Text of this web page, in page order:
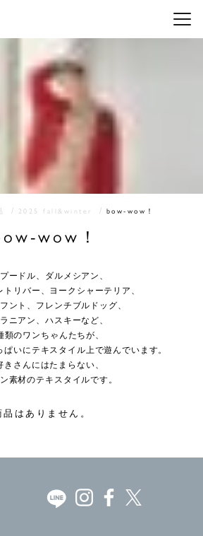
メニ
2025 fall&winter bow-wow！
wow！
ードル、ダルメシアン、
リバー、ヨークシャーテリア、
ント、フレンチブルドッグ、
ニアン、ハスキーなど、
類のワンちゃんたちが、
いにテキスタイル上で遊んでいます。
きさんにはたまらない、
素材のテキスタイルです。
はありません。